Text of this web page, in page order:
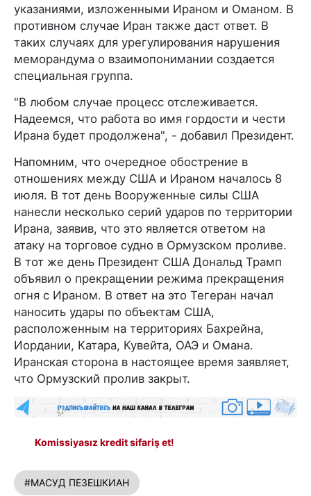
указаниями, изложенными Ираном и Оманом. В
противном случае Иран также даст ответ. В
таких случаях для урегулирования нарушения
меморандума о взаимопонимании создается
специальная группа.
"В любом случае процесс отслеживается.
Надеемся, что работа во имя гордости и чести
Ирана будет продолжена", - добавил Президент.
Напомним, что очередное обострение в
отношениях между США и Ираном началось 8
июля. В тот день Вооруженные силы США
нанесли несколько серий ударов по территории
Ирана, заявив, что это является ответом на
атаку на торговое судно в Ормузском проливе.
В тот же день Президент США Дональд Трамп
объявил о прекращении режима прекращения
огня с Ираном. В ответ на это Тегеран начал
наносить удары по объектам США,
расположенным на территориях Бахрейна,
Иордании, Катара, Кувейта, ОАЭ и Омана.
Иранская сторона в настоящее время заявляет,
что Ормузский пролив закрыт.
Komissiyasız kredit sifariş et!
#МАСУД ПЕЗЕШКИАН